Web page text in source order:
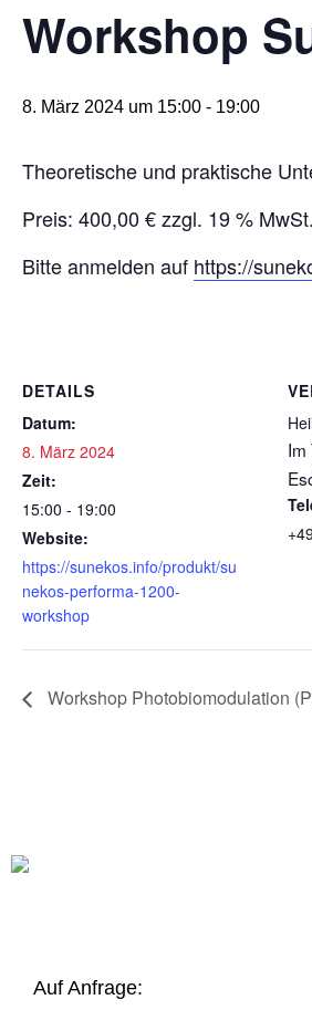
Workshop
8. März 2024 um 15:00 - 19:00
Theoretische und praktische
Preis: 400,00 € zzgl. 19 %
Bitte anmelden auf https://
DETAILS
Datum:
8. März 2024
Zeit:
15:00 - 19:00
Website:
https://sunekos.info/produkt/su
nekos-performa-1200-
workshop
Im
Workshop Photobiomodulation
Auf Anfrage: